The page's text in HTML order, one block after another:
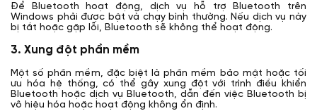
Để Bluetooth hoạt động, dịch vụ hỗ trợ Bluetooth trên
Windows phải được bật và chạy bình thường. Nếu dịch vụ này
bị tắt hoặc gặp lỗi, Bluetooth sẽ không thể hoạt động.
3. Xung đột phần mềm
Một số phần mềm, đặc biệt là phần mềm bảo mật hoặc tối
ưu hóa hệ thống, có thể gây xung đột với trình điều khiển
Bluetooth hoặc dịch vụ Bluetooth, dẫn đến việc Bluetooth bị
vô hiệu hóa hoặc hoạt động không ổn định.